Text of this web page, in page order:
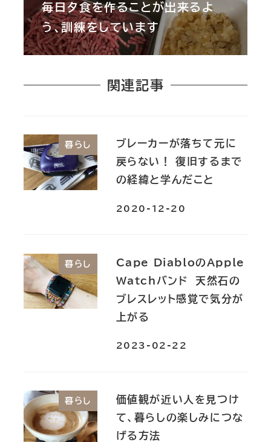
毎日夕食を作ることが出来るよ
う、訓練をしています
関連記事
暮らし
ブレーカーが落ちて元に
戻らない！ 復旧するまで
の経緯と学んだこと
2020-12-20
暮らし
Cape DiabloのApple
Watchバンド 天然石の
ブレスレット感覚で気分が
上がる
2023-02-22
暮らし
価値観が近い人を見つけ
て、暮らしの楽しみにつな
げる方法